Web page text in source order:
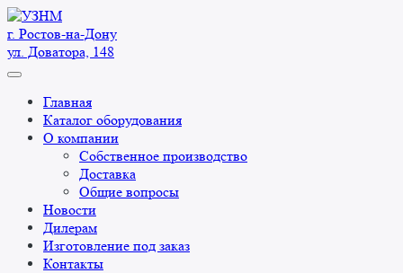
Перейти
к
содержанию
г. Ростов-на-Дону
ул. Доватора, 148
Главная
Каталог оборудования
О компании
Собственное производство
Доставка
Общие вопросы
Новости
Дилерам
Изготовление под заказ
Контакты